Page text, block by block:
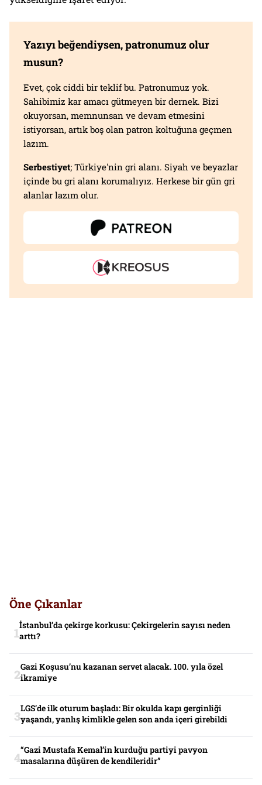
Yazıyı beğendiysen, patronumuz olur
musun?
Evet, çok ciddi bir teklif bu. Patronumuz yok.
Sahibimiz kar amacı gütmeyen bir dernek. Bizi
okuyorsan, memnunsan ve devam etmesini
istiyorsan, artık boş olan patron koltuğuna geçmen
lazım.
Serbestiyet; Türkiye'nin gri alanı. Siyah ve beyazlar
içinde bu gri alanı korumalıyız. Herkese bir gün gri
alanlar lazım olur.
Öne Çıkanlar
İstanbul’da çekirge korkusu: Çekirgelerin sayısı neden
arttı?
Gazi Koşusu’nu kazanan servet alacak. 100. yıla özel
ikramiye
LGS’de ilk oturum başladı: Bir okulda kapı gerginliği
yaşandı, yanlış kimlikle gelen son anda içeri girebildi
“Gazi Mustafa Kemal’in kurduğu partiyi pavyon
masalarına düşüren de kendileridir”